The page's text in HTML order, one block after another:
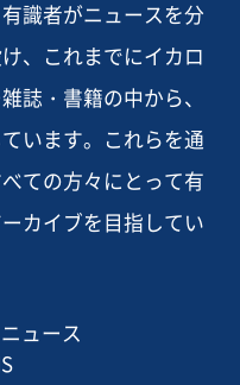
識者がニュースを分
、これまでにイカロ
誌・書籍の中から、
います。これらを通
ての方々にとって有
カイブを目指してい
ュース